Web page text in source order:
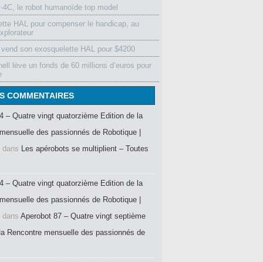
4C, le robot humanoïde top model
HAL pour compenser le handicap, au
son exosquelette HAL pour $4200
lève un fonds de 60 millions d’euros pour
COMMENTAIRES
– Quatre vingt quatorzième Edition de la
des passionnés de Robotique |
dans Les apérobots se multiplient – Toutes
– Quatre vingt quatorzième Edition de la
des passionnés de Robotique |
dans Aperobot 87 – Quatre vingt septième
Rencontre mensuelle des passionnés de